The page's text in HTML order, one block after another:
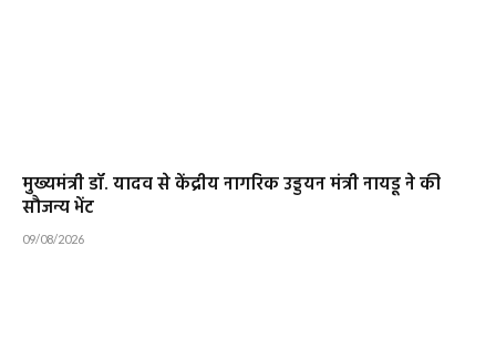
मुख्यमंत्री डॉ. यादव से केंद्रीय नागरिक उड्डयन मंत्री नायडू ने की
सौजन्य भेंट
09/08/2026